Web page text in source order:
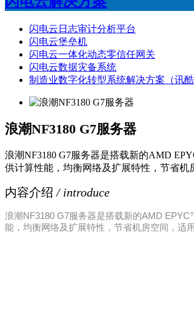
闪电云日志审计分析平台
闪电云堡垒机
闪电云一体化动态零信任网关
闪电云数据灾备系统
制造业数字化转型系统解决方案（讯酷
浪潮NF3180 G7服务器
浪潮NF3180 G7服务器是搭载新的AMD
供计算性能，均衡网络及扩展特性，节省机
内容介绍 / introduce
浪潮NF3180 G7服务器是搭载新的AMD
能，均衡网络及扩展特性，节省机房空间，适